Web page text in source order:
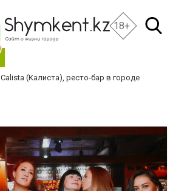
18+
Calista (Калиста), ресто-бар в городе